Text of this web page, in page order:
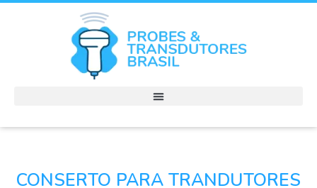
CONSERTO PARA TRANDUTORES